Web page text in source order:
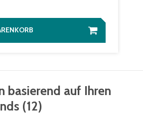
basierend auf Ihren
(12)